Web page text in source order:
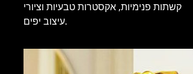
קשתות פנימיות, אקסטרות טבעיות וציורי
עיצוב יפים.